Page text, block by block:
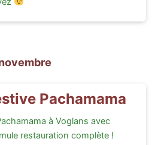
Pachamama
à Voglans avec
restauration complète !